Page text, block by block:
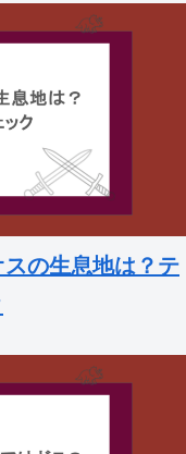
スの生息地は？テ